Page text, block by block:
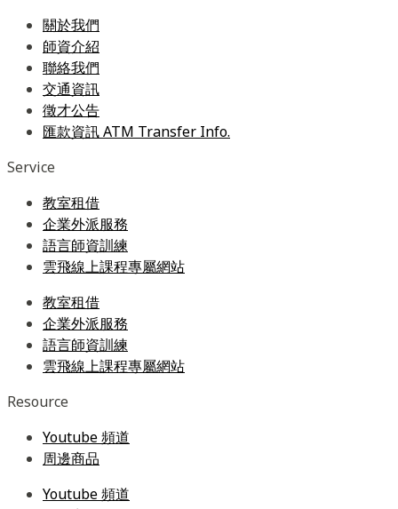
關於我們
師資介紹
聯絡我們
交通資訊
徵才公告
匯款資訊 ATM Transfer Info.
Service
教室租借
企業外派服務
語言師資訓練
雲飛線上課程專屬網站
教室租借
企業外派服務
語言師資訓練
雲飛線上課程專屬網站
Resource
Youtube 頻道
周邊商品
Youtube 頻道